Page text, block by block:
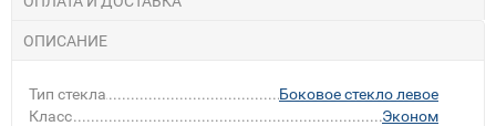
ОПИСАНИЕ
Тип стекла
Боковое стекло левое
Класс
Эконом